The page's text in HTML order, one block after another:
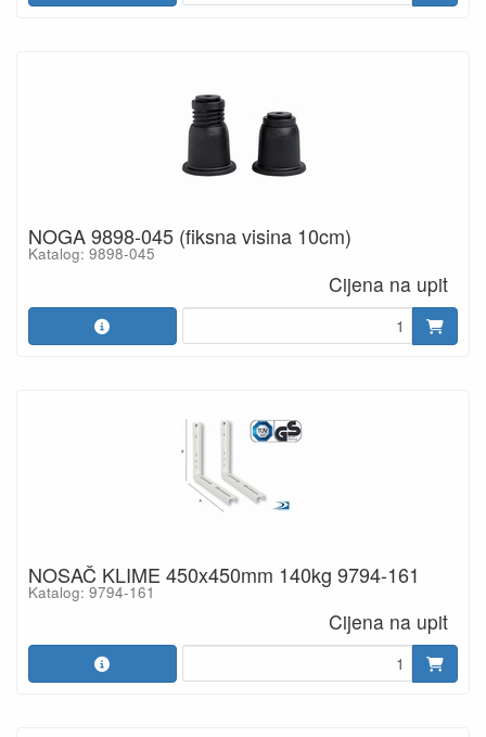
NOGA 9898-045 (fiksna visina 10cm)
Katalog: 9898-045
Cijena na upit
NOSAČ KLIME 450x450mm 140kg 9794-161
Katalog: 9794-161
Cijena na upit